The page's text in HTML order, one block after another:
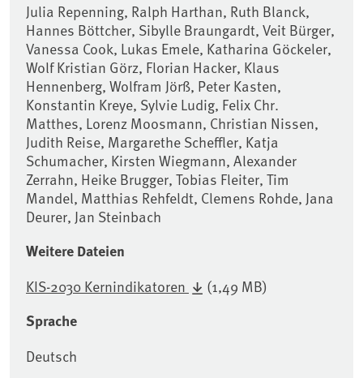
Julia Repenning, Ralph Harthan, Ruth Blanck,
Hannes Böttcher, Sibylle Braungardt, Veit Bürger,
Vanessa Cook, Lukas Emele, Katharina Göckeler,
Wolf Kristian Görz, Florian Hacker, Klaus
Hennenberg, Wolfram Jörß, Peter Kasten,
Konstantin Kreye, Sylvie Ludig, Felix Chr.
Matthes, Lorenz Moosmann, Christian Nissen,
Judith Reise, Margarethe Scheffler, Katja
Schumacher, Kirsten Wiegmann, Alexander
Zerrahn, Heike Brugger, Tobias Fleiter, Tim
Mandel, Matthias Rehfeldt, Clemens Rohde, Jana
Deurer, Jan Steinbach
Weitere Dateien
KIS-2030 Kernindikatoren (1,49 MB)
Sprache
Deutsch